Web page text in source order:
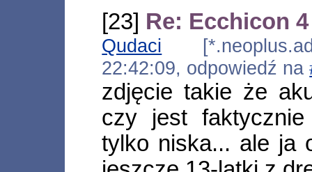
[23] Re: Ecchicon
Qudaci
22:42:09, odpowiedź na
zdjęcie takie że
czy jest
tylko niska... ale ja